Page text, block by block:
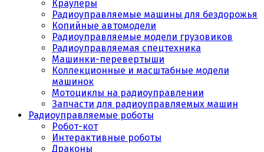
Краулеры
Радиоуправляемые машины для бездорожья
Копийные автомодели
Радиоуправляемые модели грузовиков
Радиоуправляемая спецтехника
Машинки-перевертыши
Коллекционные и масштабные модели
машинок
Мотоциклы на радиоуправлении
Запчасти для радиоуправляемых машин
Радиоуправляемые роботы
Робот-кот
Интерактивные роботы
Драконы